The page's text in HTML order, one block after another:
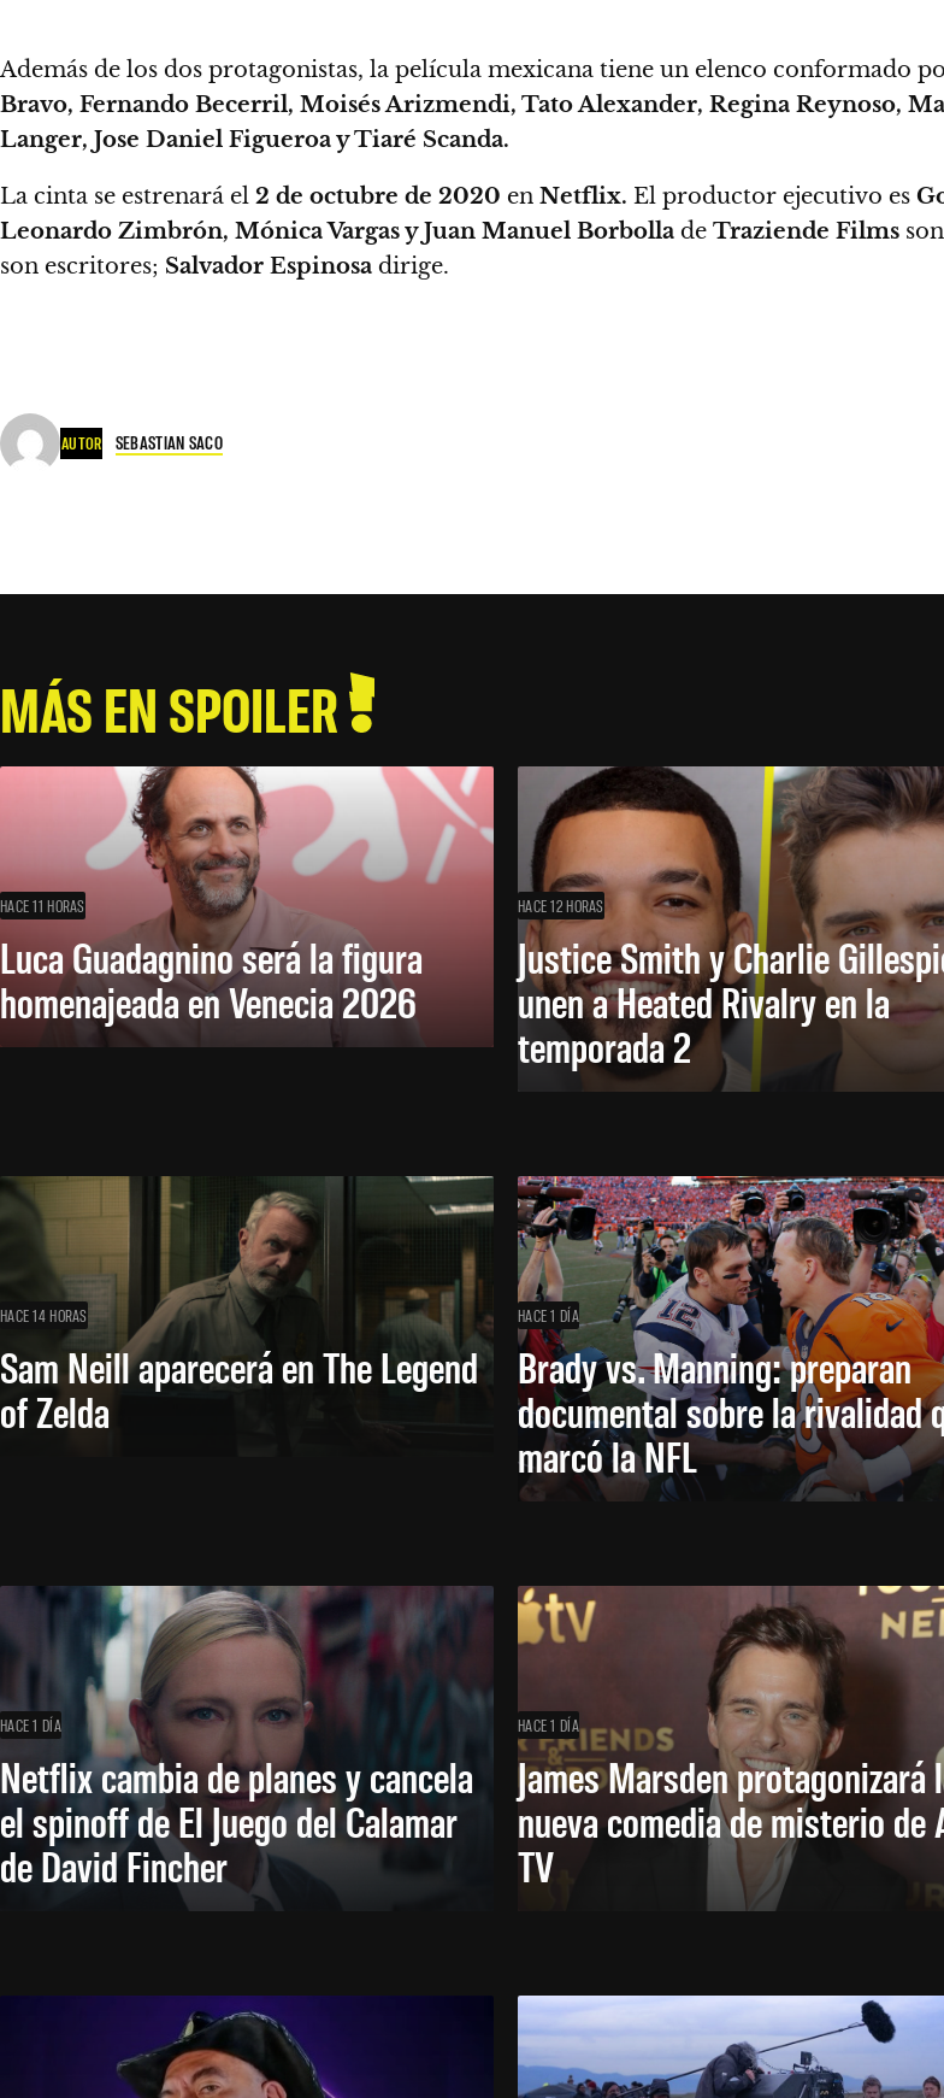
Además de los dos protagonistas, la película mexicana tiene un elenco conformado
Bravo, Fernando Becerril, Moisés Arizmendi, Tato Alexander, Regina Reynoso,
Langer, Jose Daniel Figueroa y Tiaré Scanda.
La cinta se estrenará el 2 de octubre de 2020 en Netflix. El productor ejecutivo es
Leonardo Zimbrón, Mónica Vargas y Juan Manuel Borbolla de Traziende Films
son escritores; Salvador Espinosa dirige.
AUTOR SEBASTIAN SACO
MÁS EN SPOILER
HACE 11 HORAS
Luca Guadagnino será la figura
homenajeada en Venecia 2026
HACE 12 HORAS
Justice Smith y Charlie
unen a Heated Rivalry en la
temporada 2
HACE 14 HORAS
Sam Neill aparecerá en The Legend
of Zelda
HACE 1 DÍA
Brady vs. Manning: preparan
documental sobre la rivalidad
marcó la NFL
HACE 1 DÍA
Netflix cambia de planes y cancela
el spinoff de El Juego del Calamar
de David Fincher
HACE 1 DÍA
James Marsden protagonizará
nueva comedia de misterio de
TV